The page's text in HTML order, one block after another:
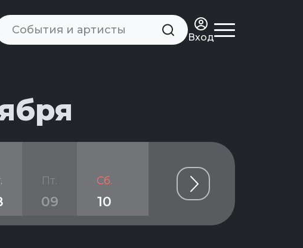
Вход
Пт.
09
Сб.
10
Пн.